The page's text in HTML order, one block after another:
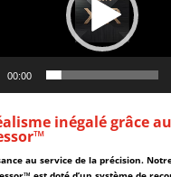
00:00
inégalé grâce
au service de la précision.